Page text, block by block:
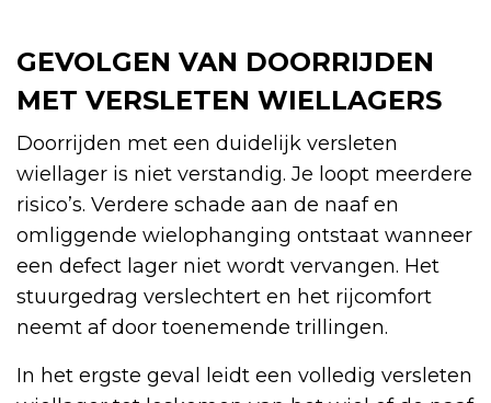
GEVOLGEN VAN DOORRIJDEN
MET VERSLETEN WIELLAGERS
Doorrijden met een duidelijk versleten
wiellager is niet verstandig. Je loopt meerdere
risico’s. Verdere schade aan de naaf en
omliggende wielophanging ontstaat wanneer
een defect lager niet wordt vervangen. Het
stuurgedrag verslechtert en het rijcomfort
neemt af door toenemende trillingen.
In het ergste geval leidt een volledig versleten